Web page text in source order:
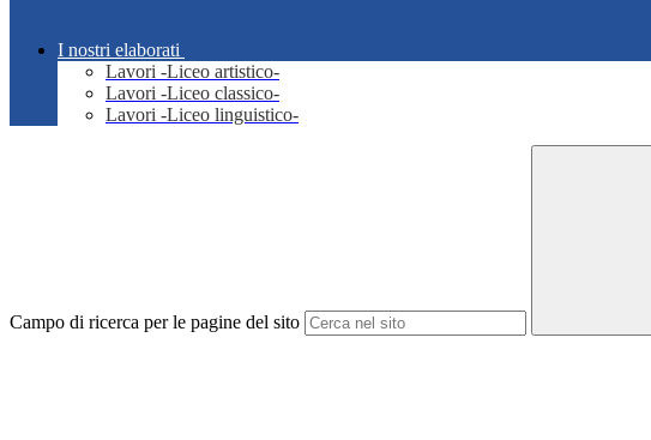
I nostri elaborati
Lavori -Liceo artistico-
Lavori -Liceo classico-
Lavori -Liceo linguistico-
Campo di ricerca per le pagine del sito